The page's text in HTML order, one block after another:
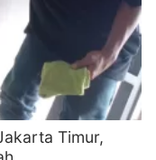
Timur,